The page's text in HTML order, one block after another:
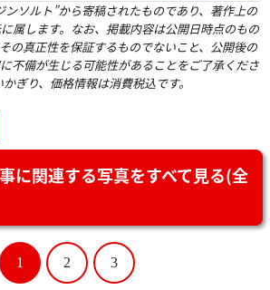
ソルト”から寄稿されたものであり、著作上の
属します。なお、掲載内容は公開日時点のもの
の真正性を保証するものでないこと、公開後の
不備が生じる可能性があることをご了承くださ
ぎり、価格情報は消費税込です。
に関連する写真をすべて見る(全
1 2 3